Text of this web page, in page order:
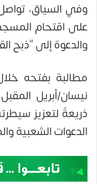
وفي السياق،
على اقتحام
والدعوة إلى “ذبح
نيسان/أبريل
ذريعةً لتعزيز
الدعوات الشعبية